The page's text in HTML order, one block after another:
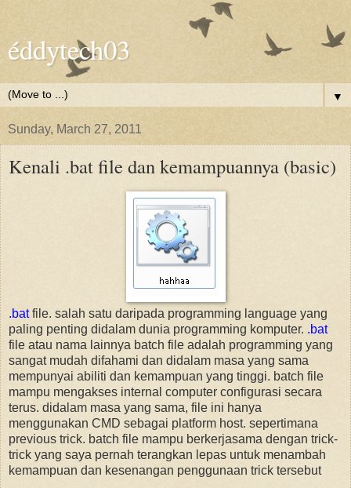
éddytech03
▼
Sunday, March 27, 2011
Kenali .bat file dan kemampuannya (basic)
.batfile. salah satu daripada programming language yang
paling penting didalam dunia programming komputer. .bat
file atau nama lainnya batch file adalah programming yang
sangat mudah difahami dan didalam masa yang sama
mempunyai abiliti dan kemampuan yang tinggi. batch file
mampu mengakses internal computer configurasi secara
terus. didalam masa yang sama, file ini hanya
menggunakan CMD sebagai platform host. sepertimana
previous trick. batch file mampu berkerjasama dengan trick-
trick yang saya pernah terangkan lepas untuk menambah
kemampuan dan kesenangan penggunaan trick tersebut